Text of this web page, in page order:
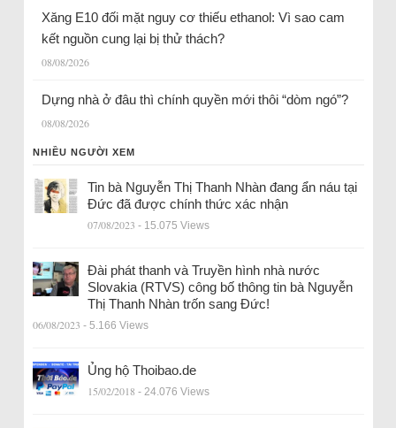
Xăng E10 đối mặt nguy cơ thiếu ethanol: Vì sao cam
kết nguồn cung lại bị thử thách?
08/08/2026
Dựng nhà ở đâu thì chính quyền mới thôi “dòm ngó”?
08/08/2026
NHIỀU NGƯỜI XEM
Tin bà Nguyễn Thị Thanh Nhàn đang ẩn náu tại
Đức đã được chính thức xác nhận
07/08/2023 - 15.075 Views
Đài phát thanh và Truyền hình nhà nước
Slovakia (RTVS) công bố thông tin bà Nguyễn
Thị Thanh Nhàn trốn sang Đức!
06/08/2023 - 5.166 Views
Ủng hộ Thoibao.de
15/02/2018 - 24.076 Views